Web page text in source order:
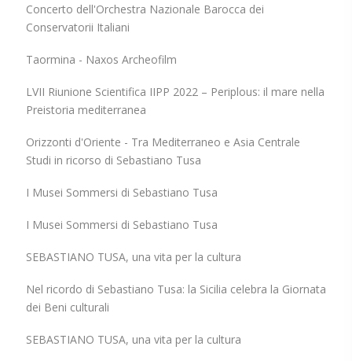
Concerto dell'Orchestra Nazionale Barocca dei
Conservatorii Italiani
Taormina - Naxos Archeofilm
LVII Riunione Scientifica IIPP 2022 – Periplous: il mare nella
Preistoria mediterranea
Orizzonti d'Oriente - Tra Mediterraneo e Asia Centrale
Studi in ricorso di Sebastiano Tusa
I Musei Sommersi di Sebastiano Tusa
I Musei Sommersi di Sebastiano Tusa
SEBASTIANO TUSA, una vita per la cultura
Nel ricordo di Sebastiano Tusa: la Sicilia celebra la Giornata
dei Beni culturali
SEBASTIANO TUSA, una vita per la cultura